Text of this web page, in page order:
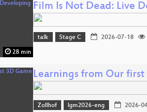
28 min
Film Is Not Dead: Live
talk Stage C 2026-07-18
Learnings from Our
Zollhof lgm2026-eng 2026-